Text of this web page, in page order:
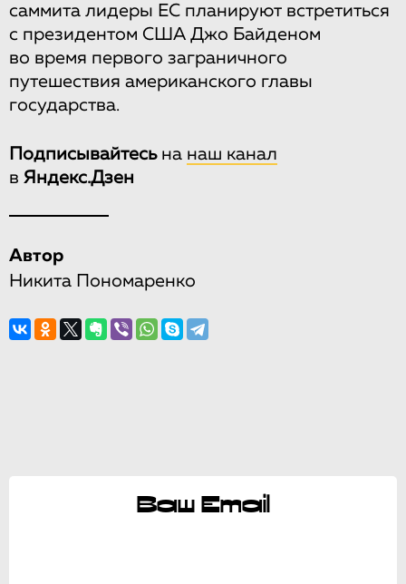
саммита лидеры ЕС планируют встретиться
с президентом США Джо Байденом
во время первого заграничного
путешествия американского главы
государства.
Подписывайтесьна наш канал
в Яндекс.Дзен
Автор
Никита Пономаренко
Ваш Email